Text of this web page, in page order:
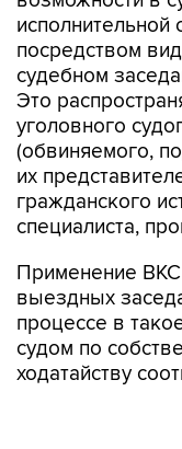
исполнительной
посредством
судебном
Это
уголовного
(обвиняемого,
их
гражданского
специалиста,
Применение
выездных
процессе в
судом по
ходатайству